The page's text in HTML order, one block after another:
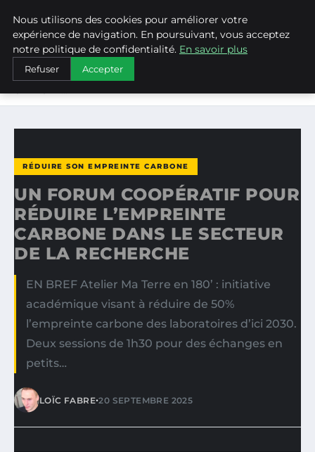
WEARECLIMATECONTROL
ACCUEIL
RÉDUIRE SON EMPREINTE CARBONE
UN FORUM COOPÉRATIF POUR RÉDUIRE L’EMPREINTE
RÉDUIRE SON EMPREINTE CARBONE
UN FORUM COOPÉRATIF POUR
RÉDUIRE L’EMPREINTE
CARBONE DANS LE SECTEUR
DE LA RECHERCHE
EN BREF Atelier Ma Terre en 180’ : initiative
académique visant à réduire de 50%
l’empreinte carbone des laboratoires d’ici 2030.
Deux sessions de 1h30 pour des échanges en
petits…
LOÏC FABRE•20 SEPTEMBRE 2025
Nous utilisons des cookies pour améliorer votre
expérience de navigation. En poursuivant, vous acceptez
notre politique de confidentialité. En savoir plus
Refuser Accepter